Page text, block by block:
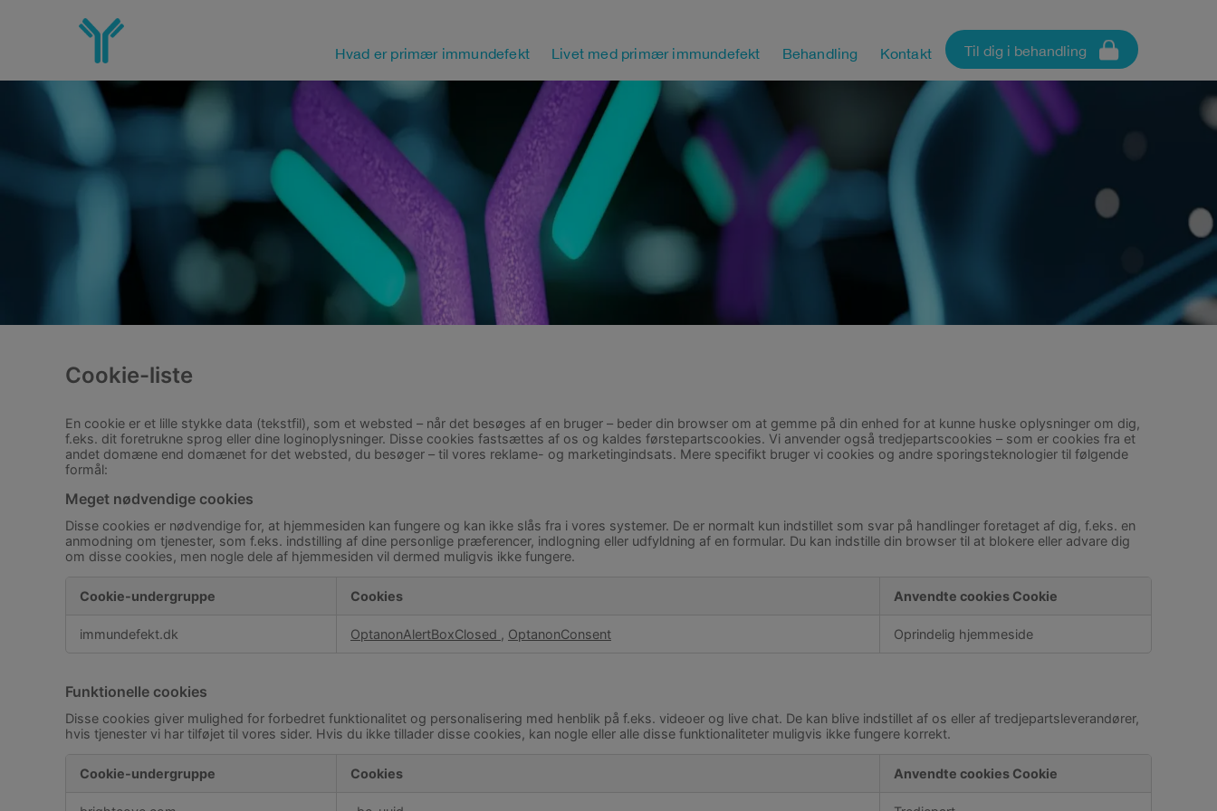
content
Hvad er primær immundefekt Livet med primær immundefekt Behandling Kontakt Til dig i behandling
Cookie-liste
En cookie er et lille stykke data (tekstfil), som et websted – når det besøges af en bruger – beder din browser om at gemme på din enhed for at kunne huske oplysninger om dig,
f.eks. dit foretrukne sprog eller dine loginoplysninger. Disse cookies fastsættes af os og kaldes førstepartscookies. Vi anvender også tredjepartscookies – som er cookies fra et
andet domæne end domænet for det websted, du besøger – til vores reklame- og marketingindsats. Mere specifikt bruger vi cookies og andre sporingsteknologier til følgende
formål:
Meget nødvendige cookies
Disse cookies er nødvendige for, at hjemmesiden kan fungere og kan ikke slås fra i vores systemer. De er normalt kun indstillet som svar på handlinger foretaget af dig, f.eks. en
anmodning om tjenester, som f.eks. indstilling af dine personlige præferencer, indlogning eller udfyldning af en formular. Du kan indstille din browser til at blokere eller advare dig
om disse cookies, men nogle dele af hjemmesiden vil dermed muligvis ikke fungere.
nødvendige
Cookie-undergruppe Cookies Anvendte cookies Cookie
immundefekt.dk OptanonAlertBoxClosed , OptanonConsent Oprindelig hjemmeside
Funktionelle cookies
Disse cookies giver mulighed for forbedret funktionalitet og personalisering med henblik på f.eks. videoer og live chat. De kan blive indstillet af os eller af tredjepartsleverandører,
hvis tjenester vi har tilføjet til vores sider. Hvis du ikke tillader disse cookies, kan nogle eller alle disse funktionaliteter muligvis ikke fungere korrekt.
Cookie-undergruppe Cookies Anvendte cookies Cookie